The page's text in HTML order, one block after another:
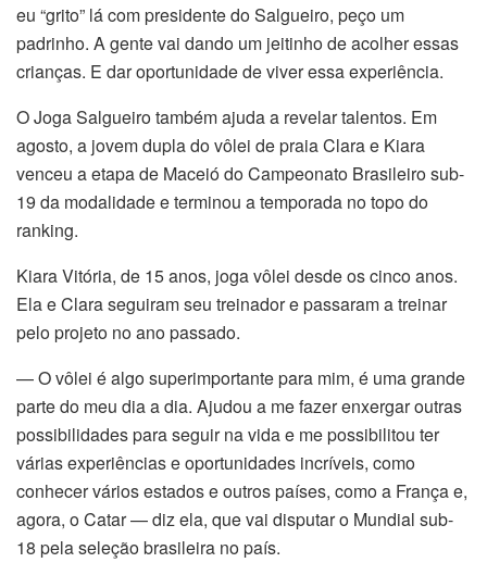
eu “grito” lá com presidente do Salgueiro, peço um
padrinho. A gente vai dando um jeitinho de acolher essas
crianças. E dar oportunidade de viver essa experiência.
O Joga Salgueiro também ajuda a revelar talentos. Em
agosto, a jovem dupla do vôlei de praia Clara e Kiara
venceu a etapa de Maceió do Campeonato Brasileiro sub-
19 da modalidade e terminou a temporada no topo do
ranking.
Kiara Vitória, de 15 anos, joga vôlei desde os cinco anos.
Ela e Clara seguiram seu treinador e passaram a treinar
pelo projeto no ano passado.
— O vôlei é algo superimportante para mim, é uma grande
parte do meu dia a dia. Ajudou a me fazer enxergar outras
possibilidades para seguir na vida e me possibilitou ter
várias experiências e oportunidades incríveis, como
conhecer vários estados e outros países, como a França e,
agora, o Catar — diz ela, que vai disputar o Mundial sub-
18 pela seleção brasileira no país.